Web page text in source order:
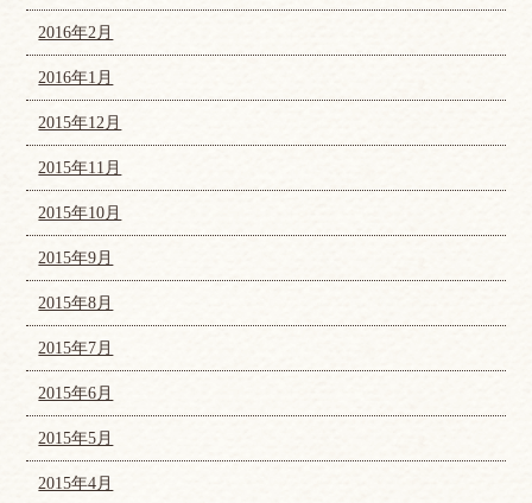
2016年2月
2016年1月
2015年12月
2015年11月
2015年10月
2015年9月
2015年8月
2015年7月
2015年6月
2015年5月
2015年4月